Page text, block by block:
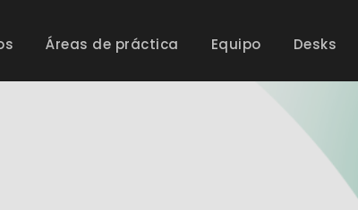
Áreas de práctica Equipo Desks